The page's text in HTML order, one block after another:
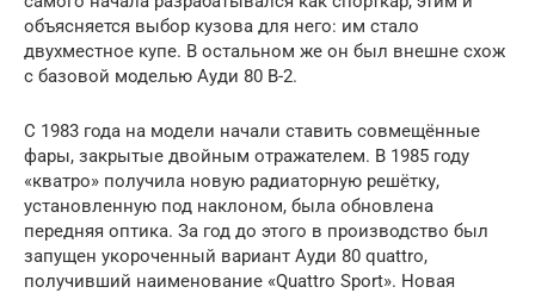
объясняется выбор кузова для него: им стало
двухместное купе. В остальном же он был внешне схож
с базовой моделью Ауди 80 В-2.
С 1983 года на модели начали ставить совмещённые
фары, закрытые двойным отражателем. В 1985 году
«кватро» получила новую радиаторную решётку,
установленную под наклоном, была обновлена
передняя оптика. За год до этого в производство был
запущен укороченный вариант Ауди 80 quattro,
получивший наименование «Quattro Sport». Новая